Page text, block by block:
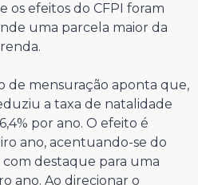
os efeitos do CFPI foram
uma parcela maior da
de mensuração aponta que,
a taxa de natalidade
por ano. O efeito é
ano, acentuando-se do
destaque para uma
ano. Ao direcionar o